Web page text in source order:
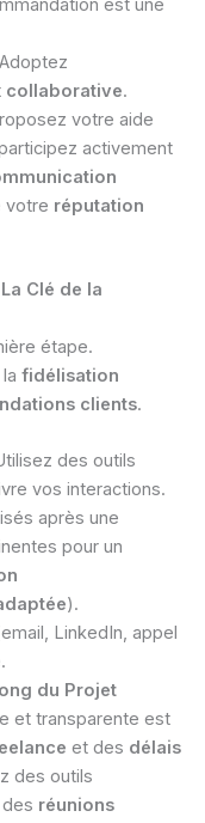
est une
Adoptez
collaborative.
votre aide
activement
votre réputation
Clé de la
étape.
fidélisation
clients.
des outils
vos interactions.
après une
pour un
).
LinkedIn, appel
du Projet
et transparente est
et des délais
des outils
réunions